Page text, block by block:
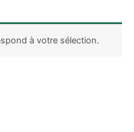
à votre sélection.